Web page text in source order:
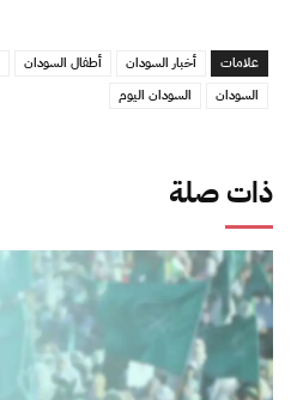
ذات صلة
علامات أخبار السودان أطفال السودان
السودان
السودان اليوم